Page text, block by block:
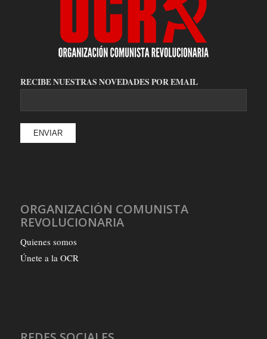
RECIBE NUESTRAS NOVEDADES POR EMAIL
ORGANIZACIÓN COMUNISTA
REVOLUCIONARIA
Quienes somos
Únete a la OCR